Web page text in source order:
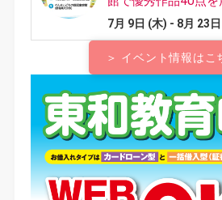
＞ イベント情報はこ